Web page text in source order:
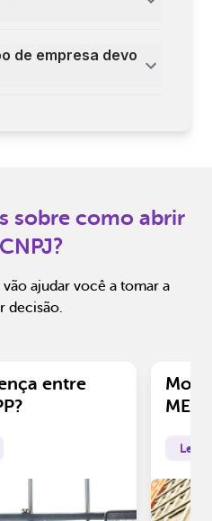
de empresa devo
sobre como abrir
ajudar você a tomar a
decisão.
entre
ME?
Leia